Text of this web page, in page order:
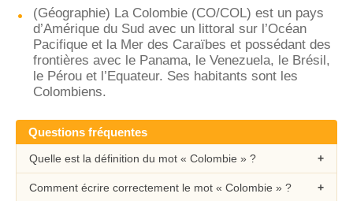
(Géographie) La Colombie (CO/COL) est un pays
d’Amérique du Sud avec un littoral sur l’Océan
Pacifique et la Mer des Caraïbes et possédant des
frontières avec le Panama, le Venezuela, le Brésil,
le Pérou et l’Equateur. Ses habitants sont les
Colombiens.
Questions fréquentes
Quelle est la définition du mot « Colombie » ?
Comment écrire correctement le mot « Colombie » ?